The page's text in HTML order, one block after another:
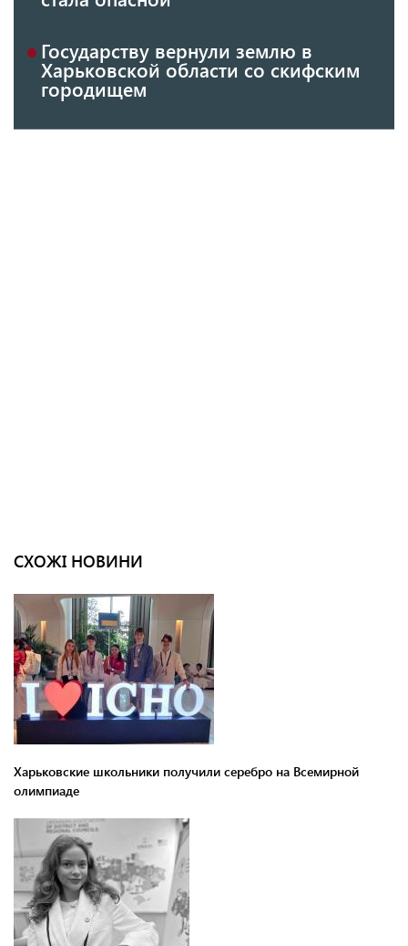
Государству вернули землю в
Харьковской области со скифским
городищем
СХОЖІ НОВИНИ
Харьковские школьники получили серебро на Всемирной
олимпиаде